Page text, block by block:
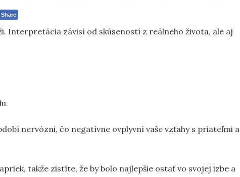
Share
Interpretácia závisí od skúseností z reálneho života, ale aj
nervózni, čo negatívne ovplyvní vaše vzťahy s priateľmi a
takže zistíte, že by bolo najlepšie ostať vo svojej izbe a